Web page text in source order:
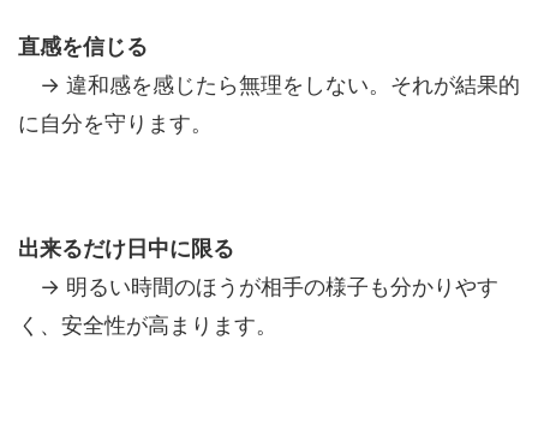
直感を信じる
→ 違和感を感じたら無理をしない。それが結果的
に自分を守ります。
出来るだけ日中に限る
→ 明るい時間のほうが相手の様子も分かりやす
く、安全性が高まります。